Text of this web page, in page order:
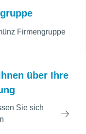
Firmengruppe
über Ihre
Sie sich